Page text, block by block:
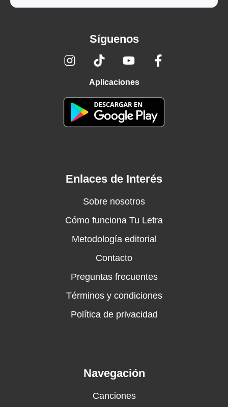
Síguenos
Aplicaciones
Enlaces de Interés
Sobre nosotros
Cómo funciona Tu Letra
Metodología editorial
Contacto
Preguntas frecuentes
Términos y condiciones
Política de privacidad
Navegación
Canciones